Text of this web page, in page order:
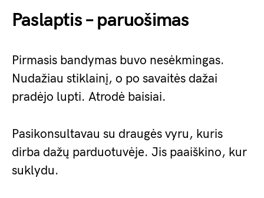
Paslaptis – paruošimas
Pirmasis bandymas buvo nesėkmingas.
Nudažiau stiklainį, o po savaitės dažai
pradėjo lupti. Atrodė baisiai.
Pasikonsultavau su draugės vyru, kuris
dirba dažų parduotuvėje. Jis paaiškino, kur
suklydu.